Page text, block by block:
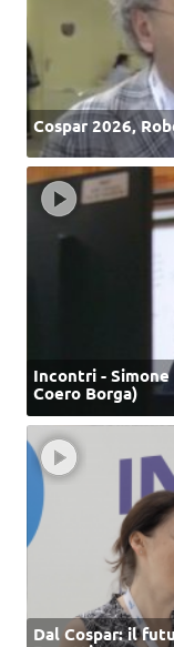
Cospar 2026,
Incontri -
Coero Borga)
Dal Cospar: il